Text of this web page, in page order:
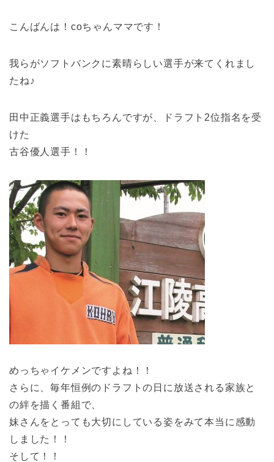
こんばんは！coちゃんママです！
我らがソフトバンクに素晴らしい選手が来てくれまし
たね♪
田中正義選手はもちろんですが、ドラフト2位指名を受
けた
古谷優人選手！！
めっちゃイケメンですよね！！
さらに、毎年恒例のドラフトの日に放送される家族と
の絆を描く番組で、
妹さんをとっても大切にしている姿をみて本当に感動
しました！！
そして！！